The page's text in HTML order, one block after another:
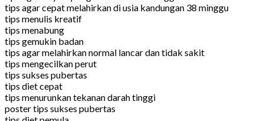
tips agar cepat melahirkan di usia kandungan 38 minggu
tips menulis kreatif
tips menabung
tips gemukin badan
tips agar melahirkan normal lancar dan tidak sakit
tips mengecilkan perut
tips sukses pubertas
tips diet cepat
tips menurunkan tekanan darah tinggi
poster tips sukses pubertas